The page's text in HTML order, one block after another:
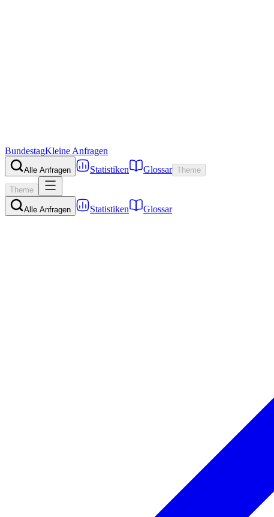
BundestagKleine Anfragen
Alle Anfragen Statistiken Glossar Theme
Theme
Alle Anfragen Statistiken Glossar